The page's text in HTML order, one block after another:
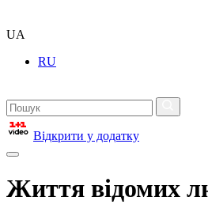
UA
RU
Відкрити у додатку
Життя відомих